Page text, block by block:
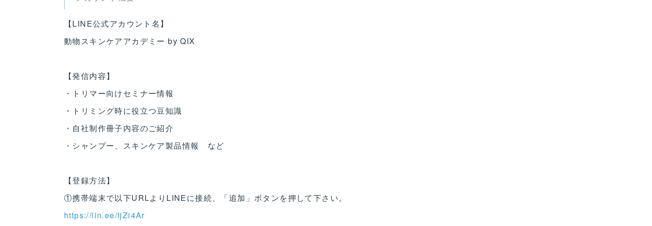
【LINE公式アカウント名】
動物スキンケアアカデミー by QIX
【発信内容】
・トリマー向けセミナー情報
・トリミング時に役立つ豆知識
・自社制作冊子内容のご紹介
・シャンプー、スキンケア製品情報 など
【登録方法】
①携帯端末で以下URLよりLINEに接続、「追加」ボタンを押して下さい。
https://lin.ee/ljZi4Ar